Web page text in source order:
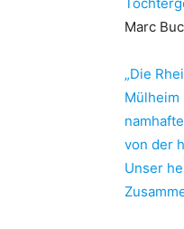
Marc
„Die
Mülheim
von der
Unser